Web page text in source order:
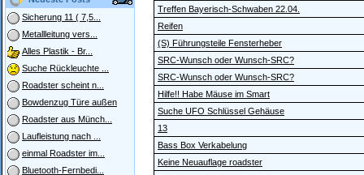
Sicherung 11 ( 7,5...
Metallleitung vers...
Alles Plastik - Br...
Suche Rückleuchte ...
Roadster scheint n...
Bowdenzug Türe außen
Roadster aus Münch...
Laufleistung nach ...
einmal Roadster im...
Bluetooth-Fernbedi...
Treffen Bayerisch-Schwaben 22.04.
Reifen
(S) Führungsteile Fensterheber
SRC-Wunsch oder Wunsch-SRC?
SRC-Wunsch oder Wunsch-SRC?
Hilfe!! Habe Mäuse im Smart
Suche UFO Schlüssel Gehäuse
13
Bass Box Verkabelung
Keine Neuauflage roadster